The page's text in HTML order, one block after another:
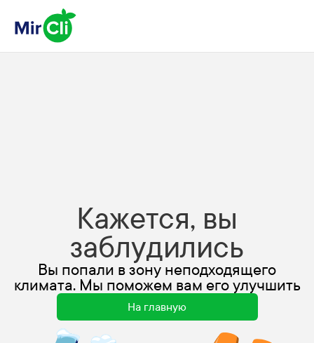
Кажется, вы
заблудились
Вы попали в зону неподходящего
климата. Мы поможем вам его улучшить
На главную